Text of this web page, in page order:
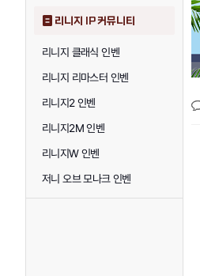
리니지 IP 커뮤니티
리니지 클래식 인벤
리니지 리마스터 인벤
리니지2 인벤
리니지2M 인벤
리니지W 인벤
저니 오브 모나크 인벤